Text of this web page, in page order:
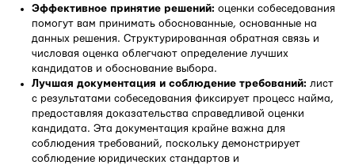
Эффективное принятие решений: оценки собеседования
помогут вам принимать обоснованные, основанные на
данных решения. Структурированная обратная связь и
числовая оценка облегчают определение лучших
кандидатов и обоснование выбора.
Лучшая документация и соблюдение требований: лист
с результатами собеседования фиксирует процесс найма,
предоставляя доказательства справедливой оценки
кандидата. Эта документация крайне важна для
соблюдения требований, поскольку демонстрирует
соблюдение юридических стандартов и